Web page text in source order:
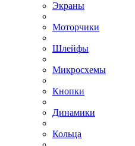
Экраны
Моторчики
Шлейфы
Микросхемы
Кнопки
Динамики
Кольца